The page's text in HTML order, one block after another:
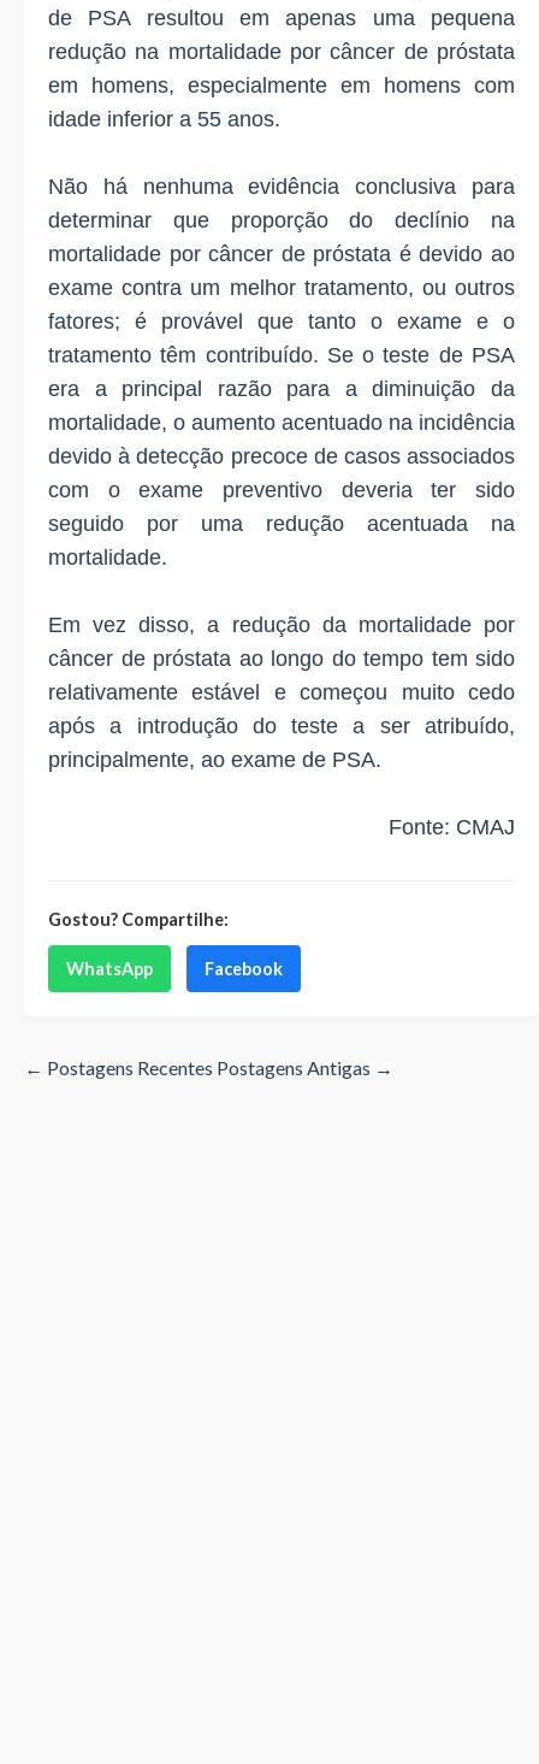
de PSA resultou em apenas uma pequena
redução na mortalidade por câncer de próstata
em homens, especialmente em homens com
idade inferior a 55 anos.
Não há nenhuma evidência conclusiva para
determinar que proporção do declínio na
mortalidade por câncer de próstata é devido ao
exame contra um melhor tratamento, ou outros
fatores; é provável que tanto o exame e o
tratamento têm contribuído. Se o teste de PSA
era a principal razão para a diminuição da
mortalidade, o aumento acentuado na incidência
devido à detecção precoce de casos associados
com o exame preventivo deveria ter sido
seguido por uma redução acentuada na
mortalidade.
Em vez disso, a redução da mortalidade por
câncer de próstata ao longo do tempo tem sido
relativamente estável e começou muito cedo
após a introdução do teste a ser atribuído,
principalmente, ao exame de PSA.
Fonte: CMAJ
Gostou? Compartilhe:
WhatsApp Facebook
← Postagens Recentes Postagens Antigas →